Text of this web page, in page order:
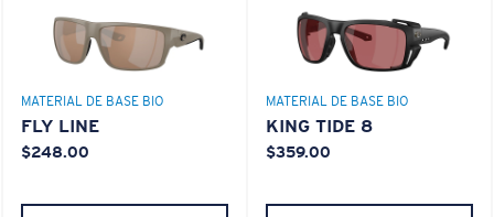
MATERIAL DE BASE BIO
FLY LINE
$248.00
MATERIAL DE BASE BIO
KING TIDE 8
$359.00